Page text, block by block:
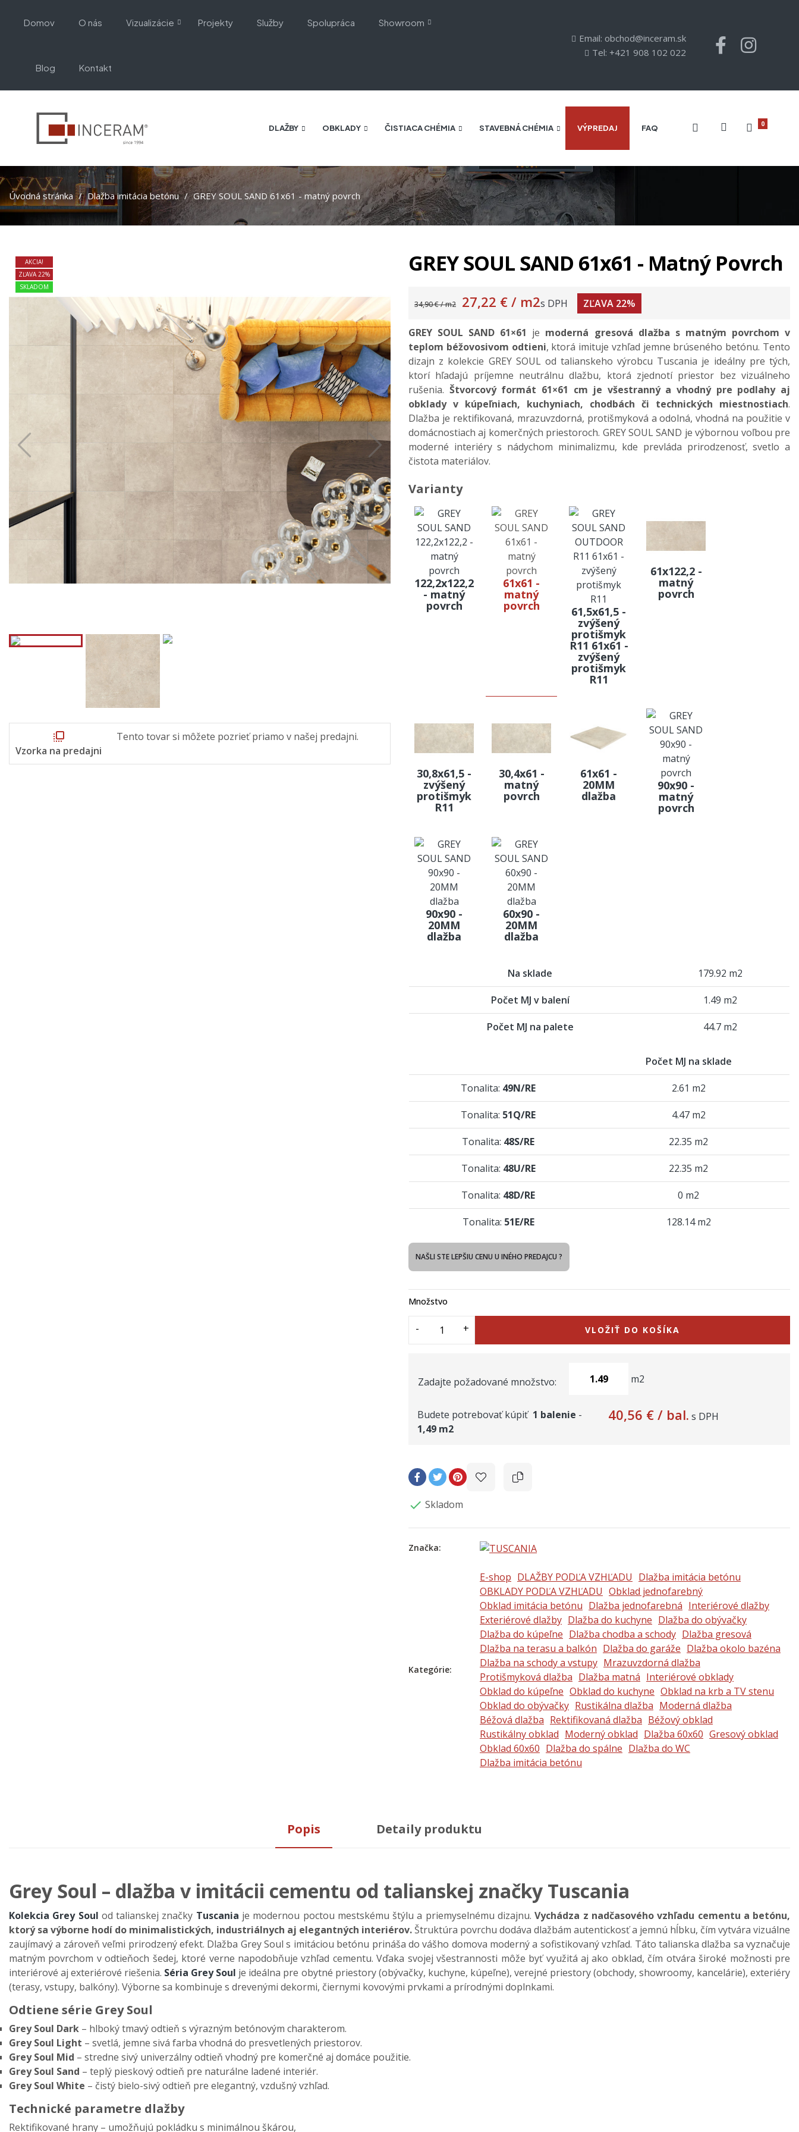
Domov O nás Vizualizácie Projekty Služby Spolupráca Showroom
Blog Kontakt
Email: obchod@inceram.sk
Tel: +421 908 102 022
DLAŽBY OBKLADY ČISTIACA CHÉMIA STAVEBNÁ CHÉMIA VÝPREDAJ FAQ 0
Úvodná stránka Dlažba imitácia betónu GREY SOUL SAND 61x61 - matný povrch
AKCIA!
ZĽAVA 22%
SKLADOM
flip_to_front
Vzorka na predajni
Tento tovar si môžete pozrieť priamo v našej predajni.
GREY SOUL SAND 61x61 - Matný Povrch
34,90 € / m2 27,22 € / m2s DPH ZĽAVA 22%
GREY SOUL SAND 61×61 je moderná gresová dlažba s matným povrchom v
teplom béžovosivom odtieni, ktorá imituje vzhľad jemne brúseného betónu. Tento
dizajn z kolekcie GREY SOUL od talianskeho výrobcu Tuscania je ideálny pre tých,
ktorí hľadajú príjemne neutrálnu dlažbu, ktorá zjednotí priestor bez vizuálneho
rušenia. Štvorcový formát 61×61 cm je všestranný a vhodný pre podlahy aj
obklady v kúpeľniach, kuchyniach, chodbách či technických miestnostiach.
Dlažba je rektifikovaná, mrazuvzdorná, protišmyková a odolná, vhodná na použitie v
domácnostiach aj komerčných priestoroch. GREY SOUL SAND je výbornou voľbou pre
moderné interiéry s nádychom minimalizmu, kde prevláda prirodzenosť, svetlo a
čistota materiálov.
Varianty
122,2x122,2
- matný
povrch
61x61 -
matný
povrch 61,5x61,5 -
zvýšený
protišmyk
R11 61x61 -
zvýšený
protišmyk
R11
61x122,2 -
matný
povrch
30,8x61,5 -
zvýšený
protišmyk
R11
30,4x61 -
matný
povrch
61x61 -
20MM
dlažba
90x90 -
matný
povrch
90x90 -
20MM
dlažba
60x90 -
20MM
dlažba
Na sklade 179.92 m2
Počet MJ v balení 1.49 m2
Počet MJ na palete 44.7 m2
Počet MJ na sklade
Tonalita: 49N/RE 2.61 m2
Tonalita: 51Q/RE 4.47 m2
Tonalita: 48S/RE 22.35 m2
Tonalita: 48U/RE 22.35 m2
Tonalita: 48D/RE 0 m2
Tonalita: 51E/RE 128.14 m2
NAŠLI STE LEPŠIU CENU U INÉHO PREDAJCU ?
Množstvo
VLOŽIŤ DO KOŠÍKA
Zadajte požadované množstvo: m2
Budete potrebovať kúpiť 1 balenie -
1,49 m2
40,56 € / bal. s DPH
 Skladom
Značka:
Kategórie:
E-shop DLAŽBY PODĽA VZHĽADU Dlažba imitácia betónu
OBKLADY PODĽA VZHĽADU Obklad jednofarebný
Obklad imitácia betónu Dlažba jednofarebná Interiérové dlažby
Exteriérové dlažby Dlažba do kuchyne Dlažba do obývačky
Dlažba do kúpeľne Dlažba chodba a schody Dlažba gresová
Dlažba na terasu a balkón Dlažba do garáže Dlažba okolo bazéna
Dlažba na schody a vstupy Mrazuvzdorná dlažba
Protišmyková dlažba Dlažba matná Interiérové obklady
Obklad do kúpeľne Obklad do kuchyne Obklad na krb a TV stenu
Obklad do obývačky Rustikálna dlažba Moderná dlažba
Béžová dlažba Rektifikovaná dlažba Béžový obklad
Rustikálny obklad Moderný obklad Dlažba 60x60 Gresový obklad
Obklad 60x60 Dlažba do spálne Dlažba do WC
Dlažba imitácia betónu
Popis Detaily produktu
Grey Soul – dlažba v imitácii cementu od talianskej značky Tuscania
Kolekcia Grey Soul od talianskej značky Tuscania je modernou poctou mestskému štýlu a priemyselnému dizajnu.Vychádza z nadčasového vzhľadu cementu a betónu,
ktorý sa výborne hodí do minimalistických, industriálnych aj elegantných interiérov. Štruktúra povrchu dodáva dlažbám autentickosť a jemnú hĺbku, čím vytvára vizuálne
zaujímavý a zároveň veľmi prirodzený efekt. Dlažba Grey Soul s imitáciou betónu prináša do vášho domova moderný a sofistikovaný vzhľad. Táto talianska dlažba sa vyznačuje
matným povrchom v odtieňoch šedej, ktoré verne napodobňuje vzhľad cementu. Vďaka svojej všestrannosti môže byť využitá aj ako obklad, čím otvára široké možnosti pre
interiérové aj exteriérové riešenia. Séria Grey Soul je ideálna pre obytné priestory (obývačky, kuchyne, kúpeľne), verejné priestory (obchody, showroomy, kancelárie),exteriéry
(terasy, vstupy, balkóny). Výborne sa kombinuje s drevenými dekormi, čiernymi kovovými prvkami a prírodnými doplnkami.
Odtiene série Grey Soul
Grey Soul Dark – hlboký tmavý odtieň s výrazným betónovým charakterom.
Grey Soul Light – svetlá, jemne sivá farba vhodná do presvetlených priestorov.
Grey Soul Mid – stredne sivý univerzálny odtieň vhodný pre komerčné aj domáce použitie.
Grey Soul Sand – teplý pieskový odtieň pre naturálne ladené interiér.
Grey Soul White – čistý bielo-sivý odtieň pre elegantný, vzdušný vzhľad.
Technické parametre dlažby
Rektifikované hrany – umožňujú pokládku s minimálnou škárou,